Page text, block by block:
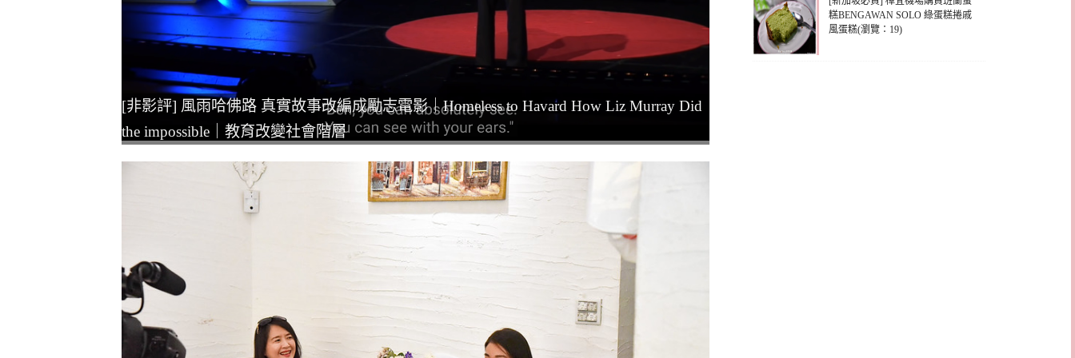
[非影評] 風雨哈佛路 真實故事改編成勵志電影｜Homeless to Havard How Liz Murray Did
the impossible｜教育改變社會階層
糕BENGAWAN SOLO 綠蛋糕捲戚
風蛋糕(瀏覽：19)